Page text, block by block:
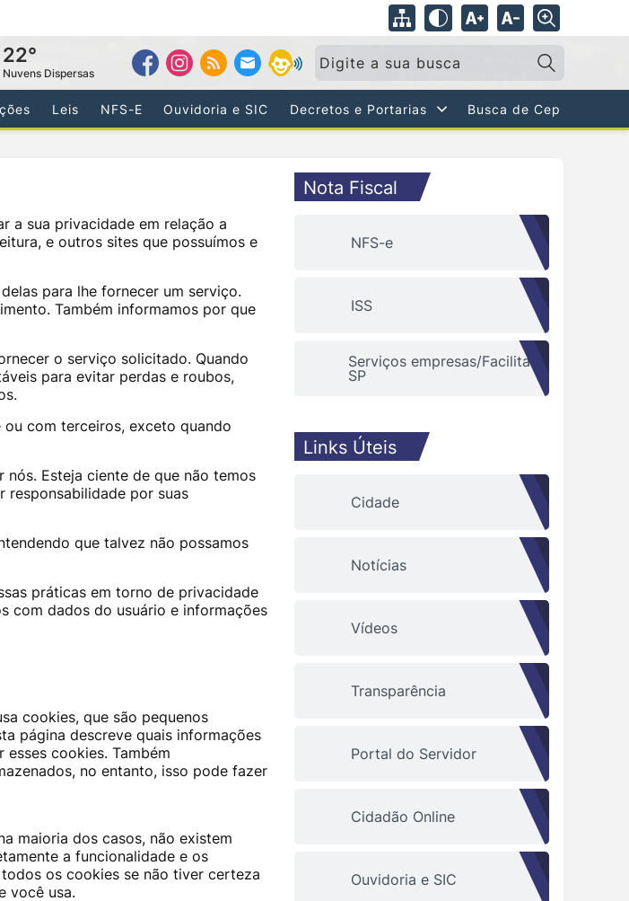
22°
Nuvens Dispersas
Pesquisar:
Leis NFS-E Ouvidoria e SIC Decretos e Portarias Busca de Cep
Nota Fiscal
NFS-e
ISS
Serviços empresas/Facilita
SP
Links Úteis
Cidade
Notícias
Vídeos
Transparência
Portal do Servidor
Cidadão Online
Ouvidoria e SIC
a sua privacidade em relação a
e outros sites que possuímos e
para lhe fornecer um serviço.
Também informamos por que
o serviço solicitado. Quando
​​para evitar perdas e roubos,
com terceiros, exceto quando
Esteja ciente de que não temos
responsabilidade por suas
que talvez não possamos
práticas em torno de privacidade
com dados do usuário e informações
cookies, que são pequenos
página descreve quais informações
cookies. Também
no entanto, isso pode fazer
maioria dos casos, não existem
a funcionalidade e os
os cookies se não tiver certeza
você usa.